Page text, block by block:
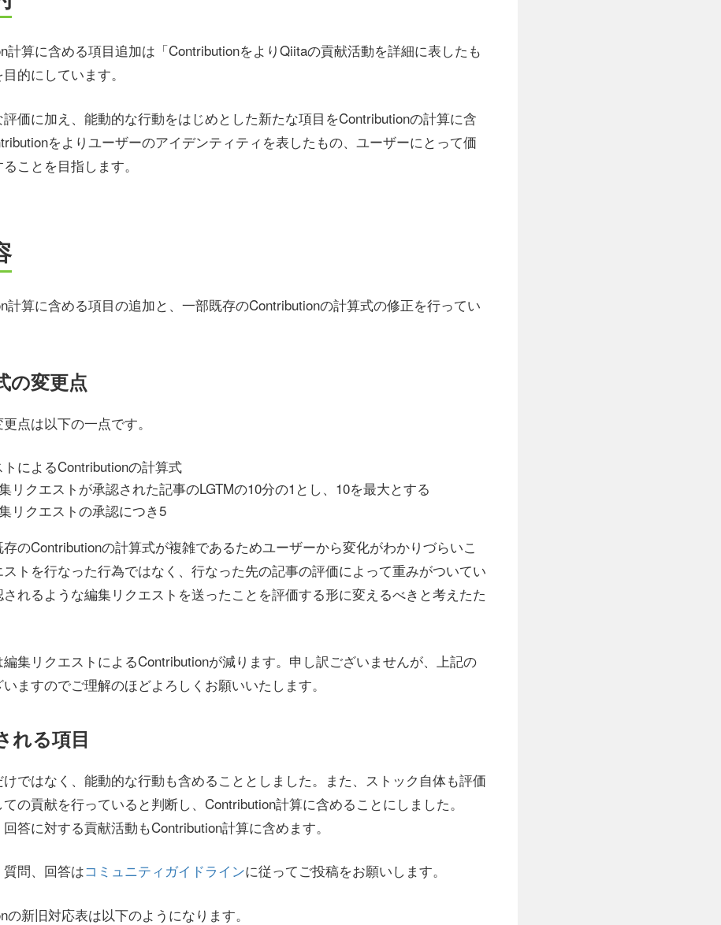
計算に含める項目追加は「ContributionをよりQiitaの貢献活動を詳細に表したも
的にしています。
価に加え、能動的な行動をはじめとした新たな項目をContributionの計算に含
をよりユーザーのアイデンティティを表したもの、ユーザーにとって価
ことを目指します。
計算に含める項目の追加と、一部既存のContributionの計算式の修正を行ってい
の変更点
点は以下の一点です。
によるContributionの計算式
リクエストが承認された記事のLGTMの10分の1とし、10を最大とする
リクエストの承認につき5
のContributionの計算式が複雑であるためユーザーから変化がわかりづらいこ
トを行なった行為ではなく、行なった先の記事の評価によって重みがついてい
れるような編集リクエストを送ったことを評価する形に変えるべきと考えたた
集リクエストによるContributionが減ります。申し訳ございませんが、上記の
ますのでご理解のほどよろしくお願いいたします。
れる項目
ではなく、能動的な行動も含めることとしました。また、ストック自体も評価
の貢献を行っていると判断し、Contribution計算に含めることにしました。
答に対する貢献活動もContribution計算に含めます。
問、回答はコミュニティガイドラインに従ってご投稿をお願いします。
の新旧対応表は以下のようになります。